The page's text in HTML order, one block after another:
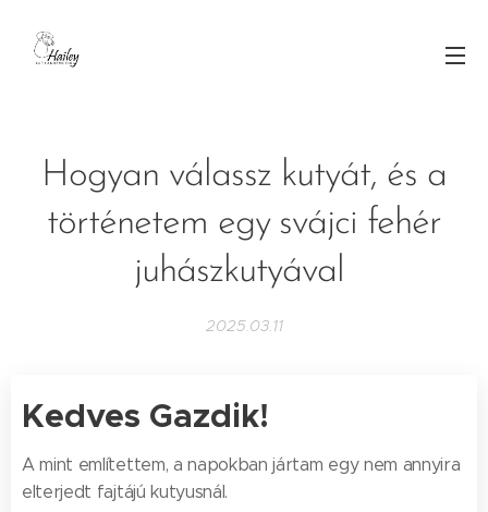
Hogyan válassz kutyát, és a
történetem egy svájci fehér
juhászkutyával
2025.03.11
Kedves Gazdik!
A mint említettem, a napokban jártam egy nem annyira
elterjedt fajtájú kutyusnál.